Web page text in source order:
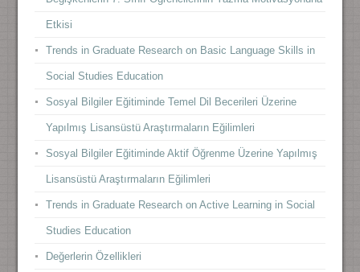
Etkisi
Trends in Graduate Research on Basic Language Skills in
Social Studies Education
Sosyal Bilgiler Eğitiminde Temel Dil Becerileri Üzerine
Yapılmış Lisansüstü Araştırmaların Eğilimleri
Sosyal Bilgiler Eğitiminde Aktif Öğrenme Üzerine Yapılmış
Lisansüstü Araştırmaların Eğilimleri
Trends in Graduate Research on Active Learning in Social
Studies Education
Değerlerin Özellikleri